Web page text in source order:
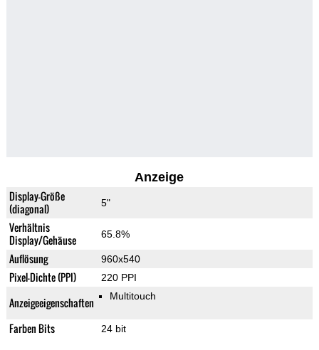
Anzeige
Display-Größe
(diagonal)
5"
Verhältnis
Display/Gehäuse
65.8%
Auflösung 960x540
Pixel-Dichte (PPI) 220 PPI
Anzeigeeigenschaften Multitouch
Farben Bits 24 bit